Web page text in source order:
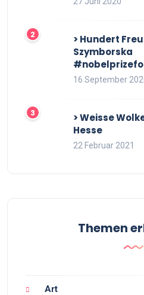
> Hundert
Szymborska
16 September
> Weisse
Hesse
22 Februar 2021
Themen
Art